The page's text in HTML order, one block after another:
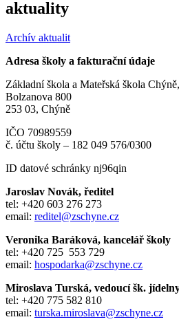
aktuality
Archív aktualit
Adresa školy a fakturační údaje
Základní škola a Mateřská škola
Bolzanova 800
253 03, Chýně
IČO 70989559
č. účtu školy – 182 049 576/0300
ID datové schránky nj96qin
Jaroslav Novák, ředitel
tel: +420 603 276 273
email: reditel@zschyne.cz
Veronika Baráková, kancelář školy
tel: +420 725 553 729
email: hospodarka@zschyne.cz
Miroslava Turská, vedoucí šk.
tel: +420 775 582 810
email: turska.miroslava@zschyne.cz